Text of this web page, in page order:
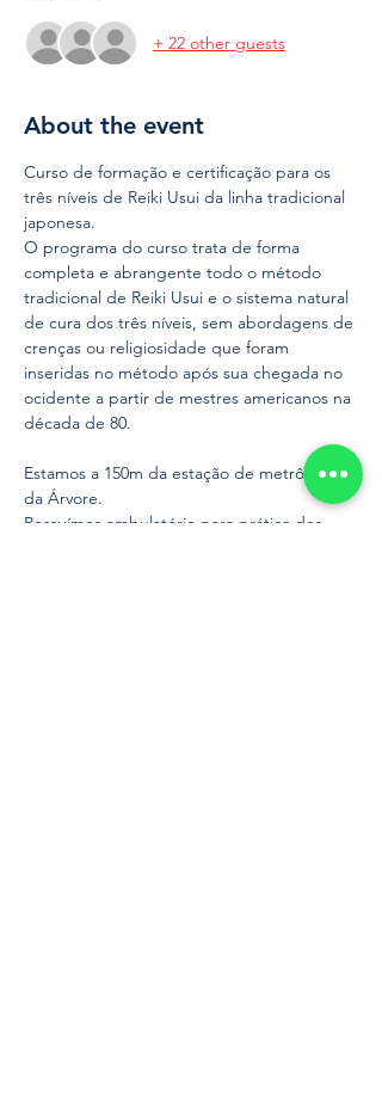
+ 22 other guests
About the event
Curso de formação e certificação para os
três níveis de Reiki Usui da linha tradicional
japonesa.
O programa do curso trata de forma
completa e abrangente todo o método
tradicional de Reiki Usui e o sistema natural
de cura dos três níveis, sem abordagens de
crenças ou religiosidade que foram
inseridas no método após sua chegada no
ocidente a partir de mestres americanos na
década de 80.
Estamos a 150m da estação de metrô Praça
da Árvore.
Possuímos ambulatório para prática dos